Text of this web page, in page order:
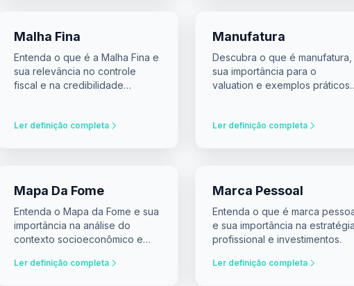
Malha Fina
Entenda o que é a Malha Fina e
sua relevância no controle
fiscal e na credibilidade
Ler definição completa
Manufatura
Descubra o que é manufatura,
sua importância para o
valuation e exemplos práticos
Ler definição completa
Mapa Da Fome
Entenda o Mapa da Fome e sua
importância na análise do
contexto socioeconômico e
Ler definição completa
Marca Pessoal
Entenda o que é marca
e sua importância na
profissional e investimentos.
Ler definição completa